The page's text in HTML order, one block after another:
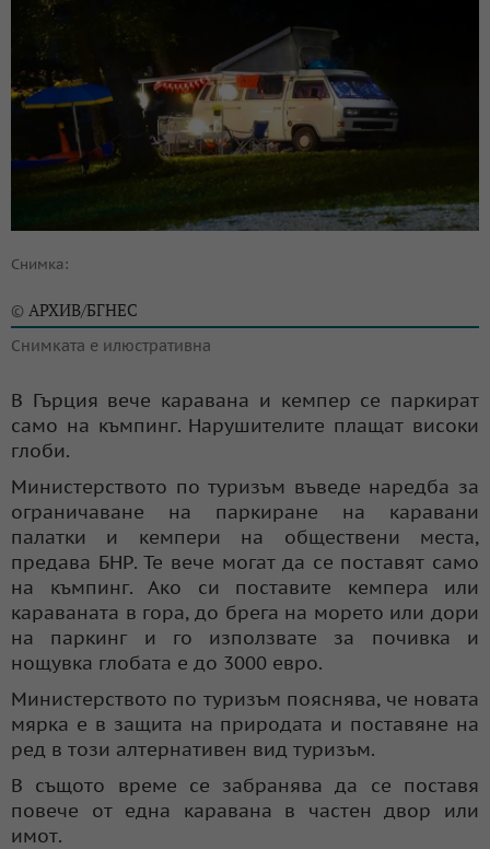
Снимка:
© АРХИВ/БГНЕС
Снимката е илюстративна
В Гърция вече каравана и кемпер се паркират
само на къмпинг. Нарушителите плащат високи
глоби.
Министерството по туризъм въведе наредба за
ограничаване на паркиране на каравани
палатки и кемпери на обществени места,
предава БНР. Те вече могат да се поставят само
на къмпинг. Ако си поставите кемпера или
караваната в гора, до брега на морето или дори
на паркинг и го използвате за почивка и
нощувка глобата е до 3000 евро.
Министерството по туризъм пояснява, че новата
мярка е в защита на природата и поставяне на
ред в този алтернативен вид туризъм.
В същото време се забранява да се поставя
повече от една каравана в частен двор или
имот.